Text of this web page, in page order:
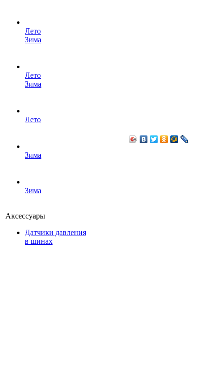
Лето
Зима
Лето
Зима
Лето
Зима
Зима
Аксессуары
Датчики давления
в шинах